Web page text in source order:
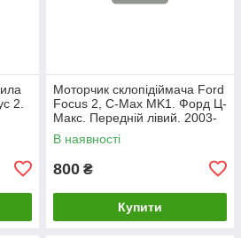
2.
Моторчик склопідіймача Ford
Focus 2, C-Max MK1. Форд Ц-
Макс. Передній лівий. 2003-
2007. 981405110.
В наявності
800 ₴
Купити